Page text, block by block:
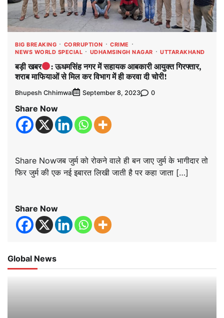
BIG BREAKING CORRUPTION
CRIME
NEWS WORLD SPECIAL
UDHAMSINGH NAGAR UTTARAKHAND
बड़ी खबर
: ऊधमसिंह नगर में सहायक आबकारी आयुक्त गिरफ्तार,
शराब माफियाओं से मिल कर विभाग में ही करवा दी चोरी!
Bhupesh Chhimwal September 8, 2023 0
Share Now
Share Nowजब जुर्म को रोकने वाले ही बन जाए जुर्म के भागीदार तो
फिर जुर्म की एक नई इबारत लिखी जाती है पर कहा जाता […]
Share Now
Global News